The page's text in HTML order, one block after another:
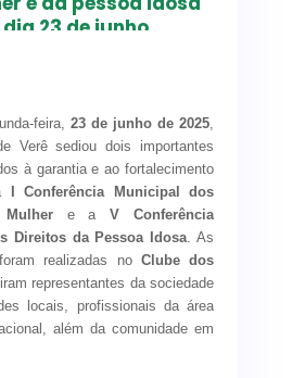
canais oficiais da
dia 23 de junho
para
de
e
de
conforme
local
feira, 23 de junho de 2025,
Verê sediou dois importantes
à garantia e ao fortalecimento
I Conferência Municipal dos
e aV Conferência
Direitos da Pessoa Idosa. As
realizadas no Clube dos
representantes da sociedade
locais, profissionais da área
além da comunidade em